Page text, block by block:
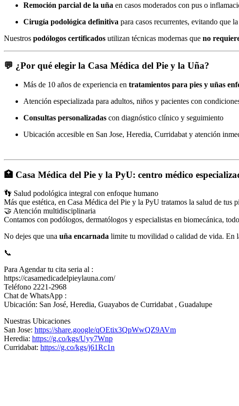
Remoción parcial de la uña en casos moderados con pus o
Cirugía podológica definitiva para casos recurrentes, evitando que
Nuestros podólogos certificados utilizan técnicas modernas que no
💬 ¿Por qué elegir la Casa Médica del Pie y la Uña?
Más de 10 años de experiencia en tratamientos para pies y uñas
Atención especializada para adultos, niños y pacientes con
Consultas personalizadas con diagnóstico clínico y seguimiento
Ubicación accesible en San Jose, Heredia, Curridabat y atención
🏥 Casa Médica del Pie y la PyU: centro médico
👣 Salud podológica integral con enfoque humano
Más que estética, en Casa Médica del Pie y la PyU tratamos la salud de tus
🤝 Atención multidisciplinaria
Contamos con podólogos, dermatólogos y especialistas en biomecánica,
No dejes que una uña encarnada limite tu movilidad o calidad de vida. En
📞
Para Agendar tu cita seria al :
https://casamedicadelpieylauna.com/
Teléfono 2221-2968
Chat de WhatsApp :
Ubicación: San José, Heredia, Guayabos de Curridabat , Guadalupe
Nuestras Ubicaciones
San Jose: https://share.google/qOEtix3QpWwQZ9AVm
Heredia: https://g.co/kgs/Uyy7Wnp
Curridabat: https://g.co/kgs/j61Rc1n